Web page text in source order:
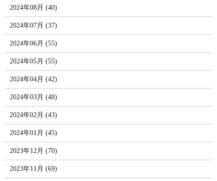
2024年08月 (40)
2024年07月 (37)
2024年06月 (55)
2024年05月 (55)
2024年04月 (42)
2024年03月 (48)
2024年02月 (43)
2024年01月 (45)
2023年12月 (70)
2023年11月 (69)